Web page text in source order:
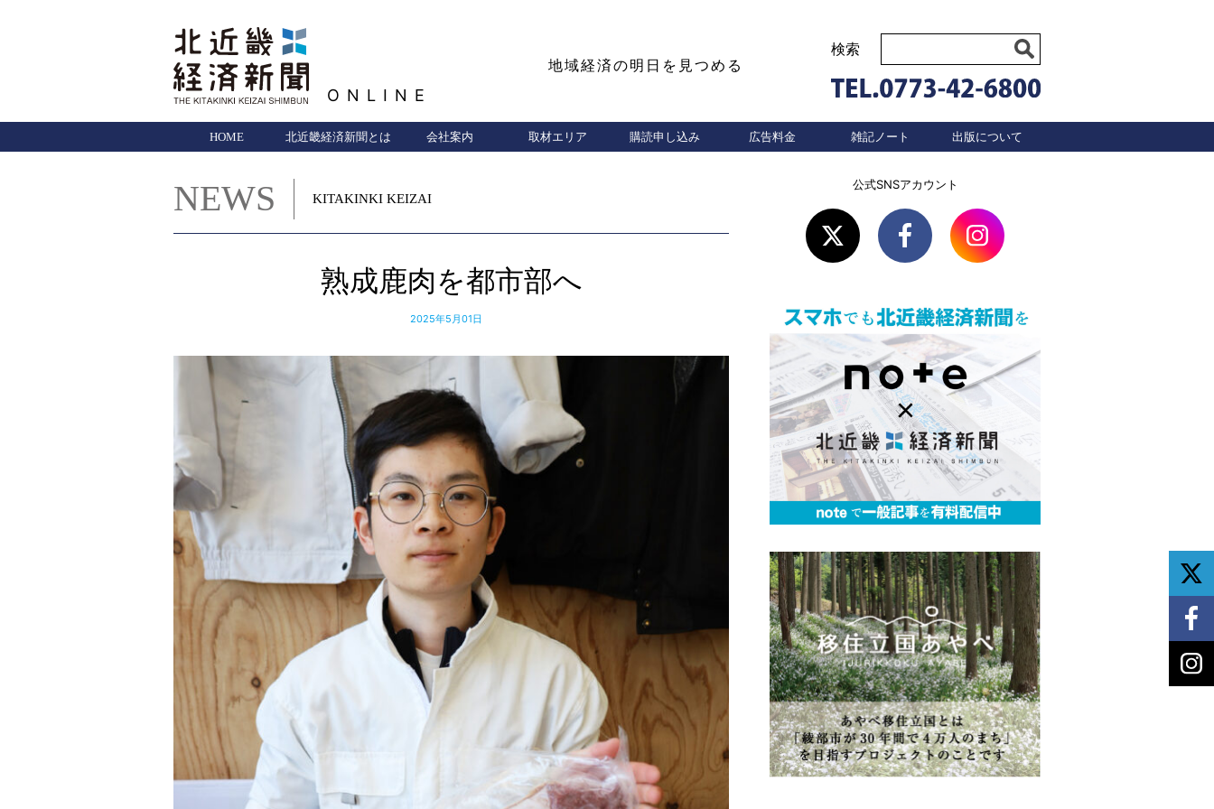
ONLINE
地域経済の明日を見つめる
検索
HOME 北近畿経済新聞とは 会社案内 取材エリア 購読申し込み 広告料金 雑記ノート 出版について
NEWS KITAKINKI KEIZAI
熟成鹿肉を都市部へ
2025年5月01日
公式SNSアカウント